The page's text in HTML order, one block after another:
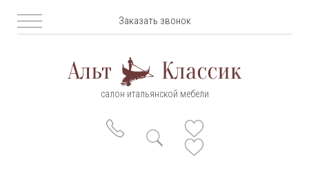
Заказать звонок
салон итальянской мебели